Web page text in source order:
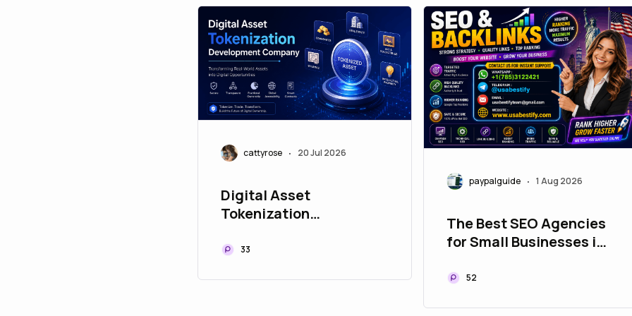
cattyrose • 20 Jul 2026
Digital Asset
Tokenization
Transforming Real-
Digital Opportun
33
paypalguide • 1 Aug 2026
The Best SEO Agencies
for Small Businesses in
52